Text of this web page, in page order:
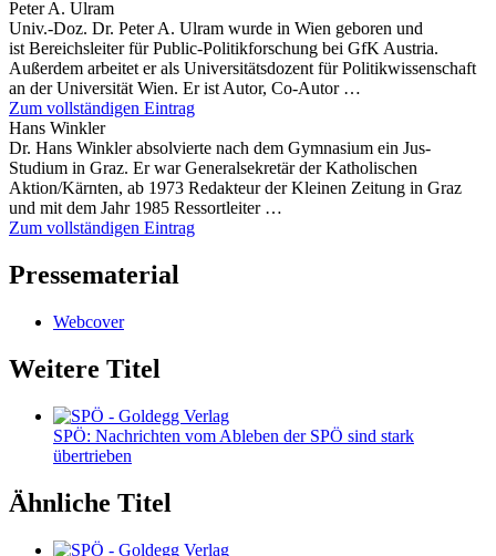
Peter A. Ulram
Univ.-Doz. Dr. Peter A. Ulram wurde in Wien geboren und
ist Bereichsleiter für Public-Politikforschung bei GfK Austria.
Außerdem arbeitet er als Universitätsdozent für Politikwissenschaft
an der Universität Wien. Er ist Autor, Co-Autor …
Zum vollständigen Eintrag
Hans Winkler
Dr. Hans Winkler absolvierte nach dem Gymnasium ein Jus-
Studium in Graz. Er war Generalsekretär der Katholischen
Aktion/Kärnten, ab 1973 Redakteur der Kleinen Zeitung in Graz
und mit dem Jahr 1985 Ressortleiter …
Zum vollständigen Eintrag
Pressematerial
Webcover
Weitere Titel
SPÖ: Nachrichten vom Ableben der SPÖ sind stark
übertrieben
Ähnliche Titel